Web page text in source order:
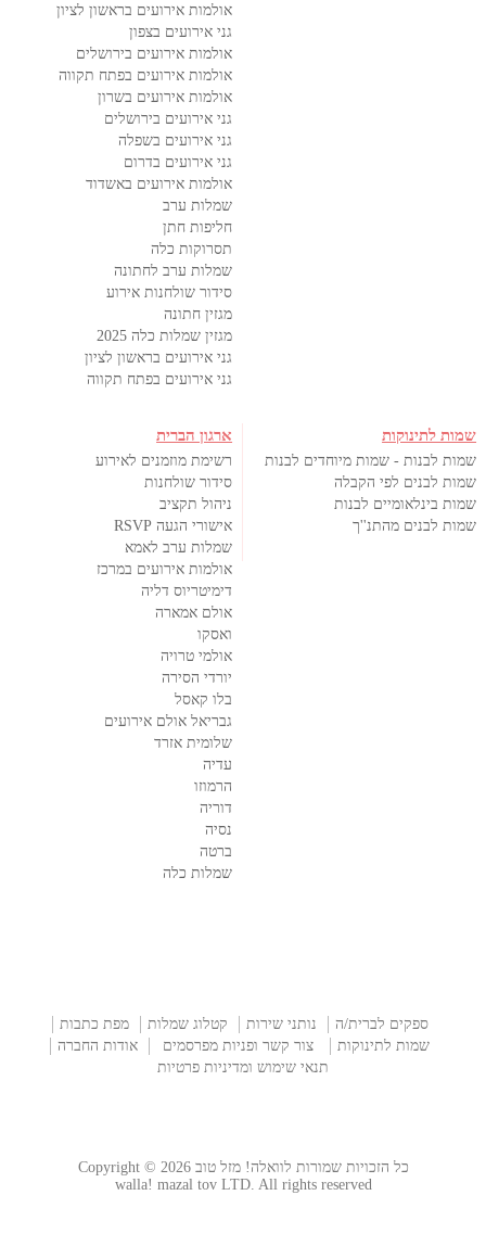
אולמות אירועים בראשון לציון
גני אירועים בצפון
אולמות אירועים בירושלים
אולמות אירועים בפתח תקווה
אולמות אירועים בשרון
גני אירועים בירושלים
גני אירועים בשפלה
גני אירועים בדרום
אולמות אירועים באשדוד
שמלות ערב
חליפות חתן
תסרוקות כלה
שמלות ערב לחתונה
סידור שולחנות אירוע
מגזין חתונה
מגזין שמלות כלה 2025
גני אירועים בראשון לציון
גני אירועים בפתח תקווה
שמות לתינוקות
שמות לבנות - שמות מיוחדים לבנות
שמות לבנים לפי הקבלה
שמות בינלאומיים לבנות
שמות לבנים מהתנ''ך
ארגון הברית
רשימת מוזמנים לאירוע
סידור שולחנות
ניהול תקציב
אישורי הגעה RSVP
שמלות ערב לאמא
אולמות אירועים במרכז
דימיטריוס דליה
אולם אמארה
ואסקו
אולמי טרויה
יורדי הסירה
בלו קאסל
גבריאל אולם אירועים
שלומית אזרד
עדיה
הרמוזו
דוריה
נסיה
ברטה
שמלות כלה
ספקים לברית/ה נותני שירות קטלוג שמלות
מפת כתבות
שמות לתינוקות
צור קשר ופניות מפרסמים
אודות החברה
תנאי שימוש ומדיניות פרטיות
כל הזכויות שמורות לוואלה! מזל טוב Copyright © 2026
walla! mazal tov LTD. All rights reserved